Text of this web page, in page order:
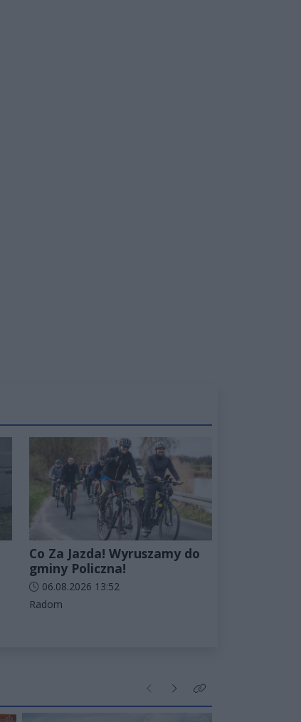
Co Za Jazda! Wyruszamy do
gminy Policzna!
Data dodania artykułu:
06.08.2026 13:52
Kategorie artykułu:
Radom
Poprzednie
NastępneKliknij aby zobaczyć